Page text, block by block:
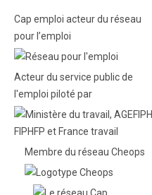
Cap emploi acteur du réseau
pour l’emploi
Acteur du service public de
l'emploi piloté par
Membre du réseau Cheops